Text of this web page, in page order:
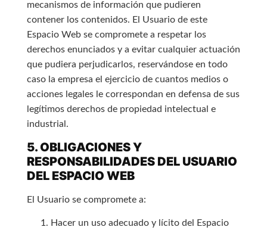
mecanismos de información que pudieren
contener los contenidos. El Usuario de este
Espacio Web se compromete a respetar los
derechos enunciados y a evitar cualquier actuación
que pudiera perjudicarlos, reservándose en todo
caso la empresa el ejercicio de cuantos medios o
acciones legales le correspondan en defensa de sus
legítimos derechos de propiedad intelectual e
industrial.
5. OBLIGACIONES Y
RESPONSABILIDADES DEL USUARIO
DEL ESPACIO WEB
El Usuario se compromete a:
Hacer un uso adecuado y lícito del Espacio